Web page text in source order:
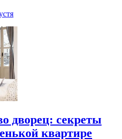
дворец: секреты
квартире